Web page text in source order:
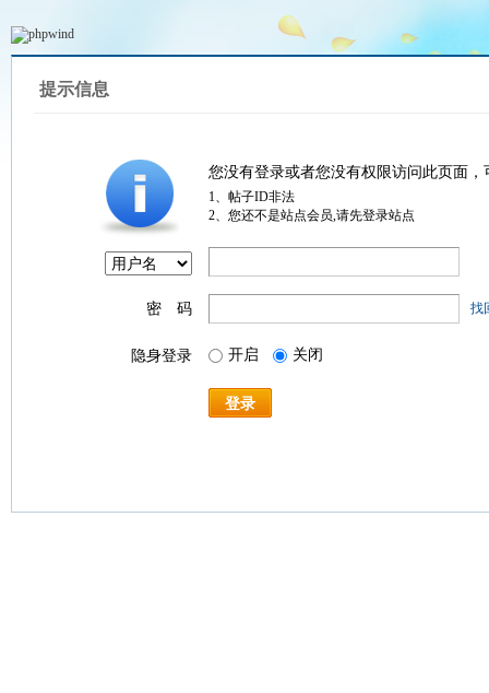
提示信息
您没有登录或者您没有权限访问此页面
1、帖子ID非法
2、您还不是站点会员,请先登录站点
密 码 找
隐身登录 开启 关闭
登录